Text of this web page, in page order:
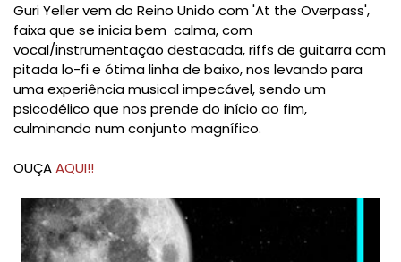
Guri Yeller vem do Reino Unido com 'At the Overpass',
faixa que se inicia bem calma, com
vocal/instrumentação destacada, riffs de guitarra com
pitada lo-fi e ótima linha de baixo, nos levando para
uma experiência musical impecável, sendo um
psicodélico que nos prende do início ao fim,
culminando num conjunto magnífico.
OUÇAAQUI!!